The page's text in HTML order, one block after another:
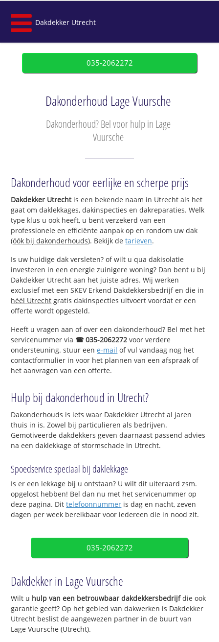
Dakdekker Utrecht
035-2062272
Dakonderhoud Lage Vuursche
Dakonderhoud? Bel voor hulp in Lage
Vuursche
Dakonderhoud voor eerlijke en scherpe prijs
Dakdekker Utrechtis een bekende naam in Utrecht als het
gaat om daklekkages, dakinspecties en dakreparaties. Welk
type klus u ook heeft, u bent verzekerd van een
professionele en efficiënte aanpak op en rondom uw dak
(óók bij dakonderhouds). Bekijk detarieven.
Is uw huidige dak versleten? of wilt u qua dakisolatie
investeren in een energie zuinigere woning? Dan bent u bij
Dakdekker Utrecht aan het juiste adres. Wij werken
exclusief met een SKEV Erkend Dakdekkersbedrijf en die in
héél Utrecht gratis dakinspecties uitvoert voordat er een
offerte wordt opgesteld.
Heeft u vragen aan of over een dakonderhoud? Bel met het
servicenummer via ☎ 035-2062272 voor verdere
ondersteuning. stuur eene-mail of vul vandaag nog het
contactformulier in voor het plannen van een afspraak of
het aanvragen van een offerte.
Hulp bij dakonderhoud in Utrecht?
Dakonderhouds is iets waar Dakdekker Utrecht al jaren
thuis in is. Zowel bij particulieren als bedrijven.
Gemotiveerde dakdekkers geven daarnaast passend advies
na een daklekkage of stormschade in Utrecht.
Spoedservice speciaal bij daklekkage
Is er een lekkage bij u ontstaan? U wilt dit uiteraard zsm.
opgelost hebben! Bel dan nu met het servicenummer op
deze pagina. Dittelefoonnummer is dag en nacht, zeven
dagen per week bereikbaar voor iedereen die in nood zit.
035-2062272
Dakdekker in Lage Vuursche
Wilt u hulp van een betrouwbaar dakdekkersbedrijfdie ook
garantie geeft? Op het gebied van dakwerken is Dakdekker
Utrecht beslist de aangewezen partner in de buurt van
Lage Vuursche (Utrecht).